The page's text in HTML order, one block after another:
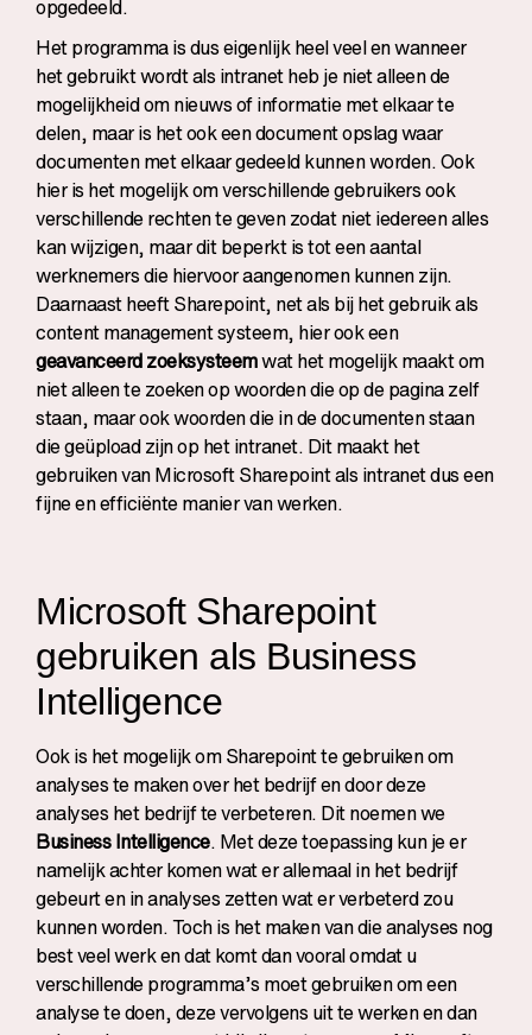
opgedeeld.
Het programma is dus eigenlijk heel veel en wanneer
het gebruikt wordt als intranet heb je niet alleen de
mogelijkheid om nieuws of informatie met elkaar te
delen, maar is het ook een document opslag waar
documenten met elkaar gedeeld kunnen worden. Ook
hier is het mogelijk om verschillende gebruikers ook
verschillende rechten te geven zodat niet iedereen alles
kan wijzigen, maar dit beperkt is tot een aantal
werknemers die hiervoor aangenomen kunnen zijn.
Daarnaast heeft Sharepoint, net als bij het gebruik als
content management systeem, hier ook een
geavanceerd zoeksysteemwat het mogelijk maakt om
niet alleen te zoeken op woorden die op de pagina zelf
staan, maar ook woorden die in de documenten staan
die geüpload zijn op het intranet. Dit maakt het
gebruiken van Microsoft Sharepoint als intranet dus een
fijne en efficiënte manier van werken.
Microsoft Sharepoint
gebruiken als Business
Intelligence
Ook is het mogelijk om Sharepoint te gebruiken om
analyses te maken over het bedrijf en door deze
analyses het bedrijf te verbeteren. Dit noemen we
Business Intelligence. Met deze toepassing kun je er
namelijk achter komen wat er allemaal in het bedrijf
gebeurt en in analyses zetten wat er verbeterd zou
kunnen worden. Toch is het maken van die analyses nog
best veel werk en dat komt dan vooral omdat u
verschillende programma’s moet gebruiken om een
analyse te doen, deze vervolgens uit te werken en dan